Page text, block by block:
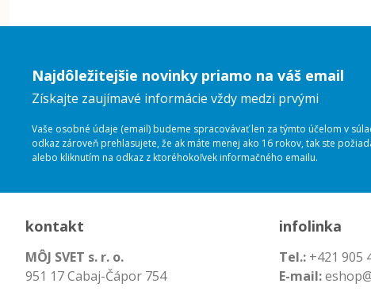
Najdôležitejšie novinky priamo na váš email
Získajte zaujímavé informácie vždy medzi prvými
Vaše osobné údaje (email) budeme spracovávať len za týmto účelom v
odkaz zároveň prehlasujete, že ak máte menej ako 16 rokov, tak ste
alebo kliknutím na odkaz z ktoréhokoľvek informačného emailu.
kontakt
MÔJ SVET s. r. o.
951 17 Cabaj-Čápor 754
infolinka
Tel.: +421 905
E-mail: